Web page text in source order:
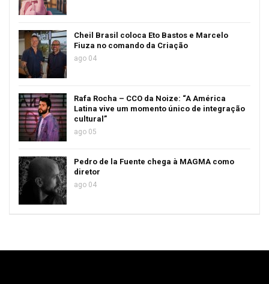
Cheil Brasil coloca Eto Bastos e Marcelo
Fiuza no comando da Criação
ago 04
Rafa Rocha – CCO da Noize: “A América
Latina vive um momento único de integração
cultural”
ago 05
Pedro de la Fuente chega à MAGMA como
diretor
ago 04